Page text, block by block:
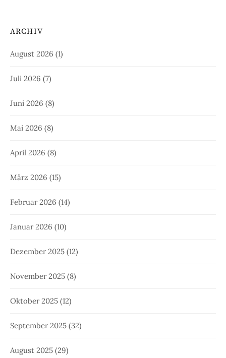
ARCHIV
August 2026 (1)
Juli 2026 (7)
Juni 2026 (8)
Mai 2026 (8)
April 2026 (8)
März 2026 (15)
Februar 2026 (14)
Januar 2026 (10)
Dezember 2025 (12)
November 2025 (8)
Oktober 2025 (12)
September 2025 (32)
August 2025 (29)